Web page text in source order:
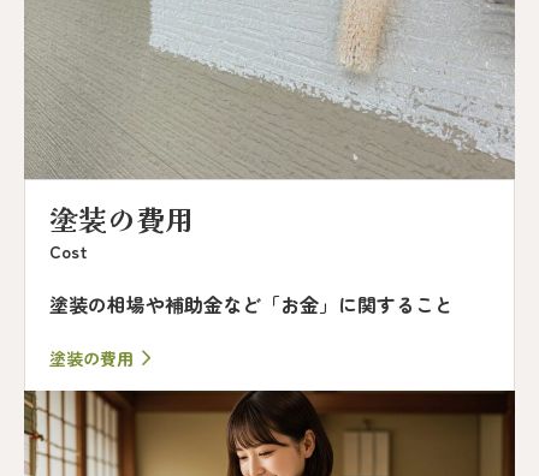
塗装の費用
Cost
塗装の相場や補助金など「お金」に関すること
塗装の費用